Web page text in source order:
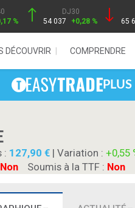
%
DJ30
54 037
+0,28 %
65
DÉCOUVRIR COMPRENDRE
: 127,90 | Variation : +0,55
Non Soumis à la TTF : Non